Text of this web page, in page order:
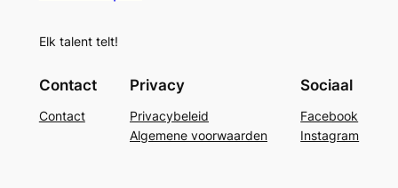
Elk talent telt!
Contact
Contact
Privacy
Privacybeleid
Algemene voorwaarden
Sociaal
Facebook
Instagram